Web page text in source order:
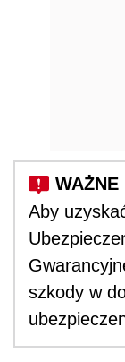
Aby
szkody w